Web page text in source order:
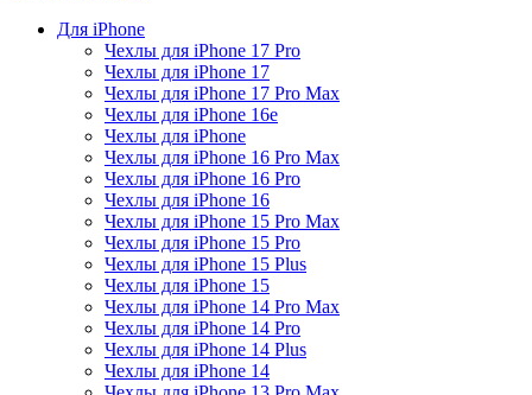
Для iPhone
Чехлы для iPhone 17 Pro
Чехлы для iPhone 17
Чехлы для iPhone 17 Pro Max
Чехлы для iPhone 16e
Чехлы для iPhone
Чехлы для iPhone 16 Pro Max
Чехлы для iPhone 16 Pro
Чехлы для iPhone 16
Чехлы для iPhone 15 Pro Max
Чехлы для iPhone 15 Pro
Чехлы для iPhone 15 Plus
Чехлы для iPhone 15
Чехлы для iPhone 14 Pro Max
Чехлы для iPhone 14 Pro
Чехлы для iPhone 14 Plus
Чехлы для iPhone 14